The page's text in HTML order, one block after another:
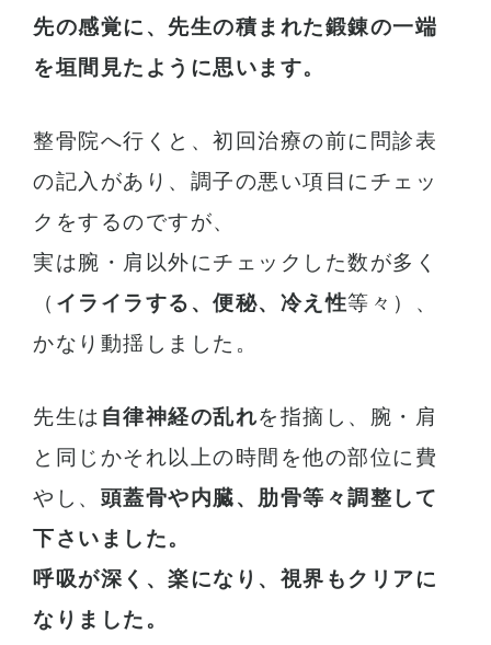
先の感覚に、先生の積まれた鍛錬の一端
を垣間見たように思います。
整骨院へ行くと、初回治療の前に問診表
の記入があり、調子の悪い項目にチェッ
クをするのですが、
実は腕・肩以外にチェックした数が多く
（ イライラする、便秘、冷え性等々）、
かなり動揺しました。
先生は 自律神経の乱れを指摘し、腕・肩
と同じかそれ以上の時間を他の部位に費
やし、 頭蓋骨や内臓、肋骨等々調整して
下さいました。
呼吸が深く、楽になり、視界もクリアに
なりました。